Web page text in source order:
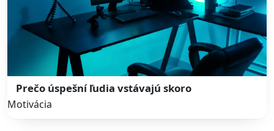
Prečo úspešní ľudia vstávajú skoro
Motivácia